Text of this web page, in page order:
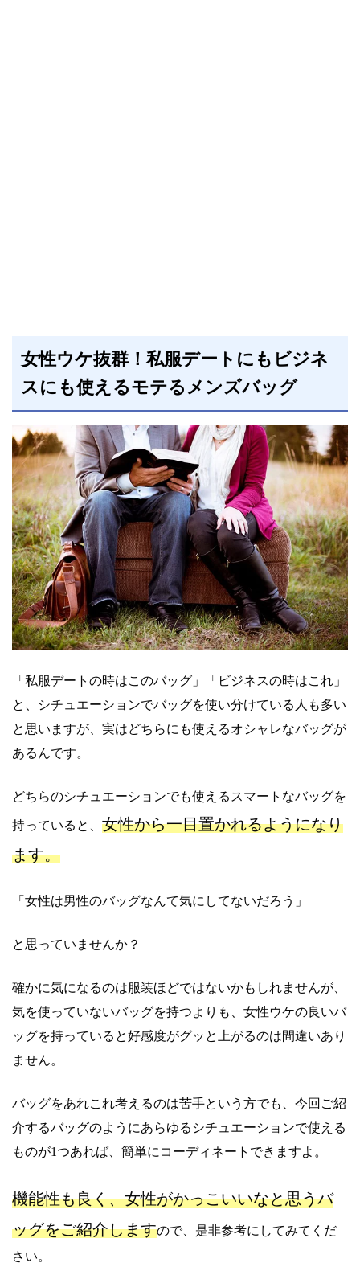
女性ウケ抜群！私服デートにもビジネ
スにも使えるモテるメンズバッグ
「私服デートの時はこのバッグ」「ビジネスの時はこれ」
と、シチュエーションでバッグを使い分けている人も多い
と思いますが、実はどちらにも使えるオシャレなバッグが
あるんです。
どちらのシチュエーションでも使えるスマートなバッグを
持っていると、 女性から一目置かれるようになり
ます。
「女性は男性のバッグなんて気にしてないだろう」
と思っていませんか？
確かに気になるのは服装ほどではないかもしれませんが、
気を使っていないバッグを持つよりも、女性ウケの良いバ
ッグを持っていると好感度がグッと上がるのは間違いあり
ません。
バッグをあれこれ考えるのは苦手という方でも、今回ご紹
介するバッグのようにあらゆるシチュエーションで使える
ものが1つあれば、簡単にコーディネートできますよ。
機能性も良く、女性がかっこいいなと思うバ
ッグをご紹介しますので、是非参考にしてみてくだ
さい。